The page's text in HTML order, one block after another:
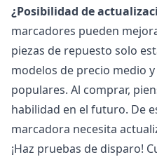
¿Posibilidad de
marcadores pueden
piezas de repuesto solo
modelos de precio medio
populares. Al comprar,
habilidad en el futuro. De
marcadora necesita
¡Haz pruebas de disparo!